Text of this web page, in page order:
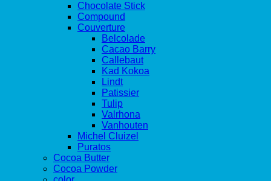
Chocolate Stick
Compound
Couverture
Belcolade
Cacao Barry
Callebaut
Kad Kokoa
Lindt
Patissier
Tulip
Valrhona
Vanhouten
Michel Cluizel
Puratos
Cocoa Butter
Cocoa Powder